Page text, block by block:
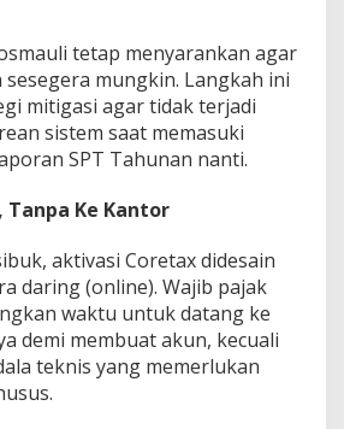
tetap menyarankan agar
mungkin. Langkah ini
mitigasi agar tidak terjadi
sistem saat memasuki
SPT Tahunan nanti.
Tanpa Ke Kantor
aktivasi Coretax didesain
daring (online). Wajib pajak
waktu untuk datang ke
demi membuat akun, kecuali
teknis yang memerlukan